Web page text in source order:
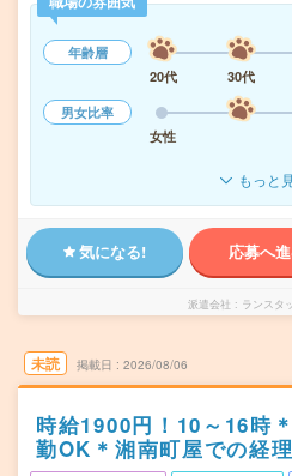
年齢層
20代
30代
男女比率
女性
もっと
気になる! 応募へ
派遣会社 ランスタ
未読 掲載日 2026/08/06
時給1900円！10～16時
勤OK＊湘南町屋での経